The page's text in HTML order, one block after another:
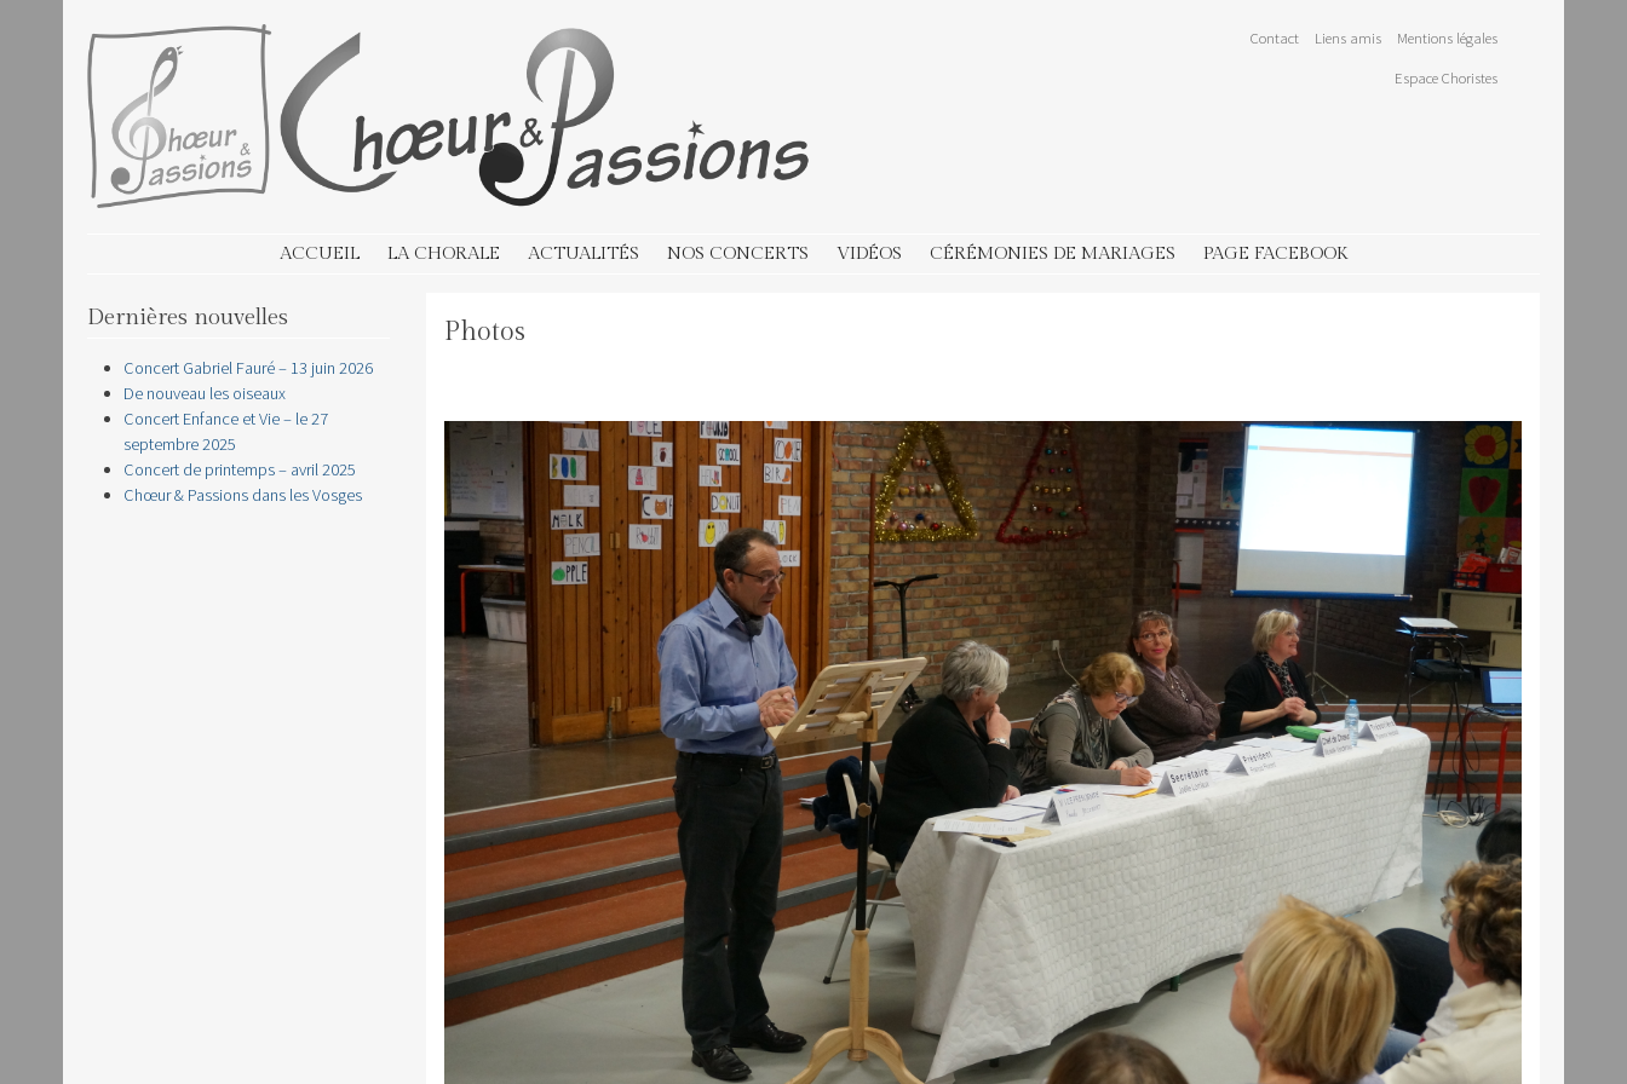
Contact Liens amis Mentions légales
Espace Choristes
ACCUEIL LA CHORALE ACTUALITÉS NOS CONCERTS VIDÉOS CÉRÉMONIES DE MARIAGES PAGE FACEBOOK
Photos
Dernières nouvelles
Concert Gabriel Fauré – 13 juin 2026
De nouveau les oiseaux
Concert Enfance et Vie – le 27
septembre 2025
Concert de printemps – avril 2025
Chœur & Passions dans les Vosges